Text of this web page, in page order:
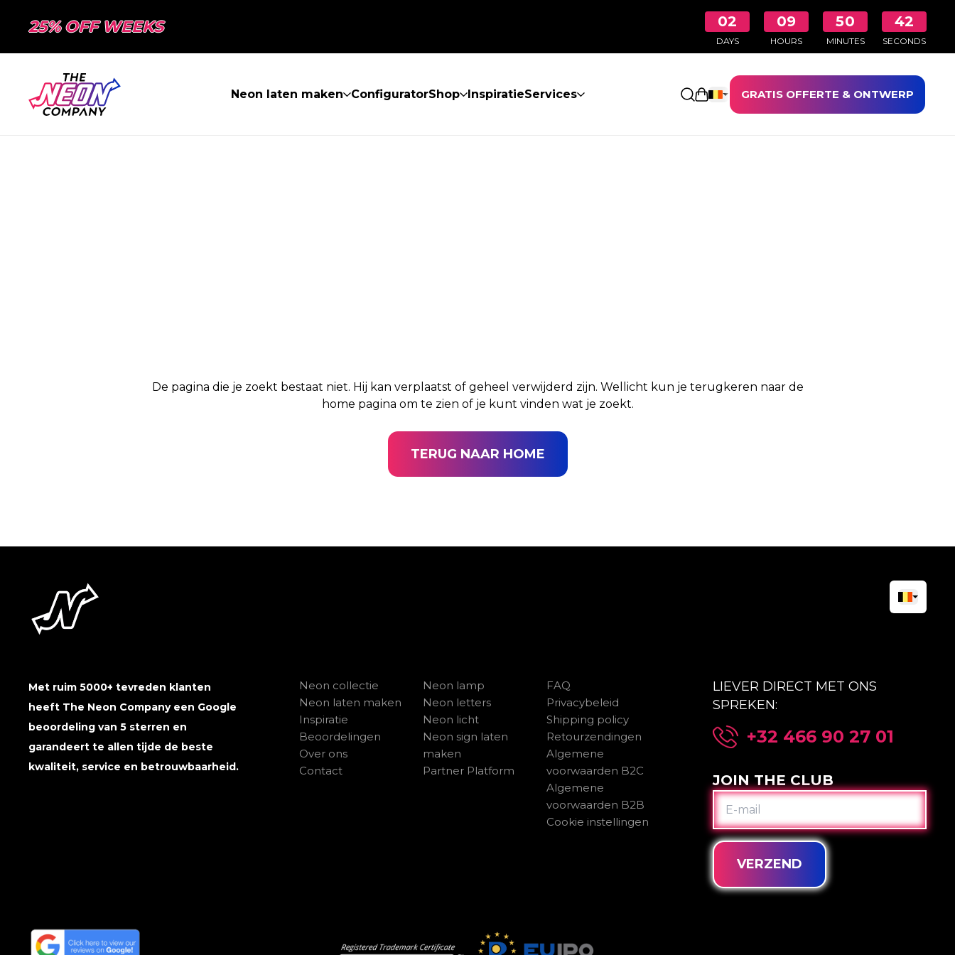
25% OFF WEEKS 02
DAYS
09
HOURS
50
MINUTES
42
SECONDS
Neon laten maken ConfiguratorShop InspiratieServices Winkelwagen openen
GRATIS OFFERTE & ONTWERP
De pagina die je zoekt bestaat niet. Hij kan verplaatst of geheel verwijderd zijn. Wellicht kun je terugkeren naar de
home pagina om te zien of je kunt vinden wat je zoekt.
TERUG NAAR HOME
Met ruim 5000+ tevreden klanten
heeft The Neon Company een Google
beoordeling van 5 sterren en
garandeert te allen tijde de beste
kwaliteit, service en betrouwbaarheid.
Neon collectie
Neon laten maken
Inspiratie
Beoordelingen
Over ons
Contact
Neon lamp
Neon letters
Neon licht
Neon sign laten
maken
Partner Platform
FAQ
Privacybeleid
Shipping policy
Retourzendingen
Algemene
voorwaarden B2C
Algemene
voorwaarden B2B
Cookie instellingen
LIEVER DIRECT MET ONS
SPREKEN:
+32 466 90 27 01
JOIN THE CLUB
E-
MAIL
VERZEND